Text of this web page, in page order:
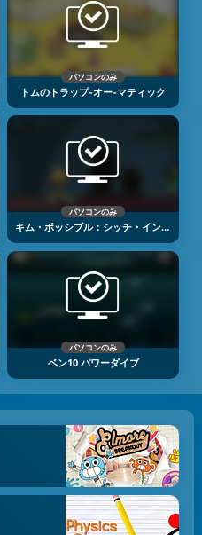
パソコンのみ
トムのトラップ‐オー‐マティック
パソコンのみ
キム・ポッシブル：シッチ・イン・タイム1
パソコンのみ
ベン10 パワーダイブ